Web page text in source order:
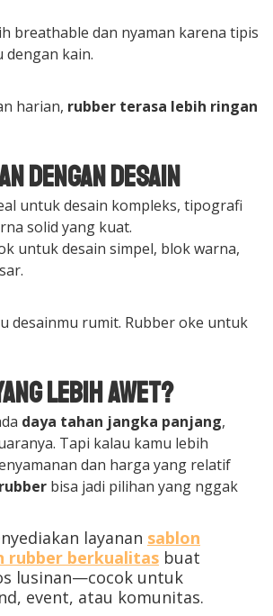
breathable dan nyaman karena tipis
dengan kain.
harian, rubber terasa lebih ringan
dengan Desain
untuk desain kompleks, tipografi
solid yang kuat.
untuk desain simpel, blok warna,
desainmu rumit. Rubber oke untuk
Lebih Awet?
daya tahan jangka panjang,
Tapi kalau kamu lebih
dan harga yang relatif
rubber bisa jadi pilihan yang nggak
layanan sablon
rubber berkualitas buat
lusinan—cocok untuk
event, atau komunitas.